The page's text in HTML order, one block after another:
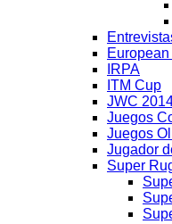
IRPA
ITM Cup
JWC
Juegos
Juegos
Jugador
Super